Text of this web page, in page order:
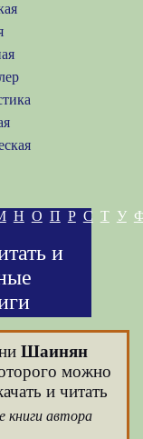
Н О П Р С Т У
и
Шаинян
можно
и читать
книги автора